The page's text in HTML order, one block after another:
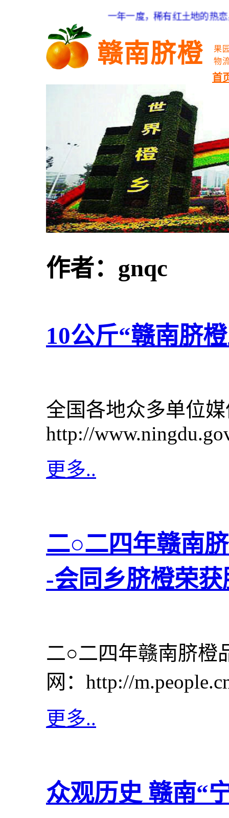
一年一度，稀有红土地的热恋，中
赣南脐橙
果
物
首
作者： gnqc
10公斤“赣南脐
全国各地众多单位
http://
更多..
二○二四年赣南
-会同乡脐橙荣
二○二四年赣南脐橙
网：http://
更多..
众观历史 赣南“